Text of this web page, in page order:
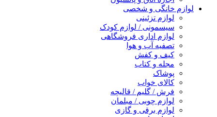
لوازم خانگی و شخصی
لوازم تزئینی
سیسمونی / لوازم کودک
لوازم اداری فروشگاهی
تصفیه آب و هوا
کیف و کفش
مجله و کتاب
پوشاک
کالای خواب
فرش / گلیم / قالیچه
لوازم چوبی / مبلمان
لوازم برقی و گازی